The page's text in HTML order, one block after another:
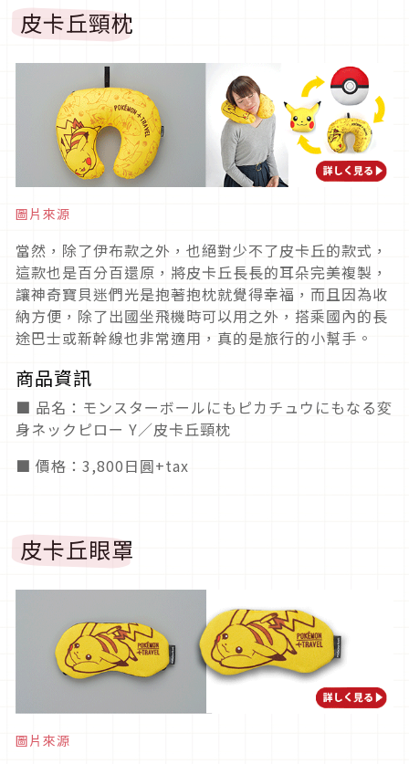
皮卡丘頸枕
圖片來源
當然，除了伊布款之外，也絕對少不了皮卡丘的款式，
這款也是百分百還原，將皮卡丘長長的耳朵完美複製，
讓神奇寶貝迷們光是抱著抱枕就覺得幸福，而且因為收
納方便，除了出國坐飛機時可以用之外，搭乘國內的長
途巴士或新幹線也非常適用，真的是旅行的小幫手。
商品資訊
■ 品名：モンスターボールにもピカチュウにもなる変
身ネックピロー Y／皮卡丘頸枕
■ 價格：3,800日圓+tax
皮卡丘眼罩
圖片來源